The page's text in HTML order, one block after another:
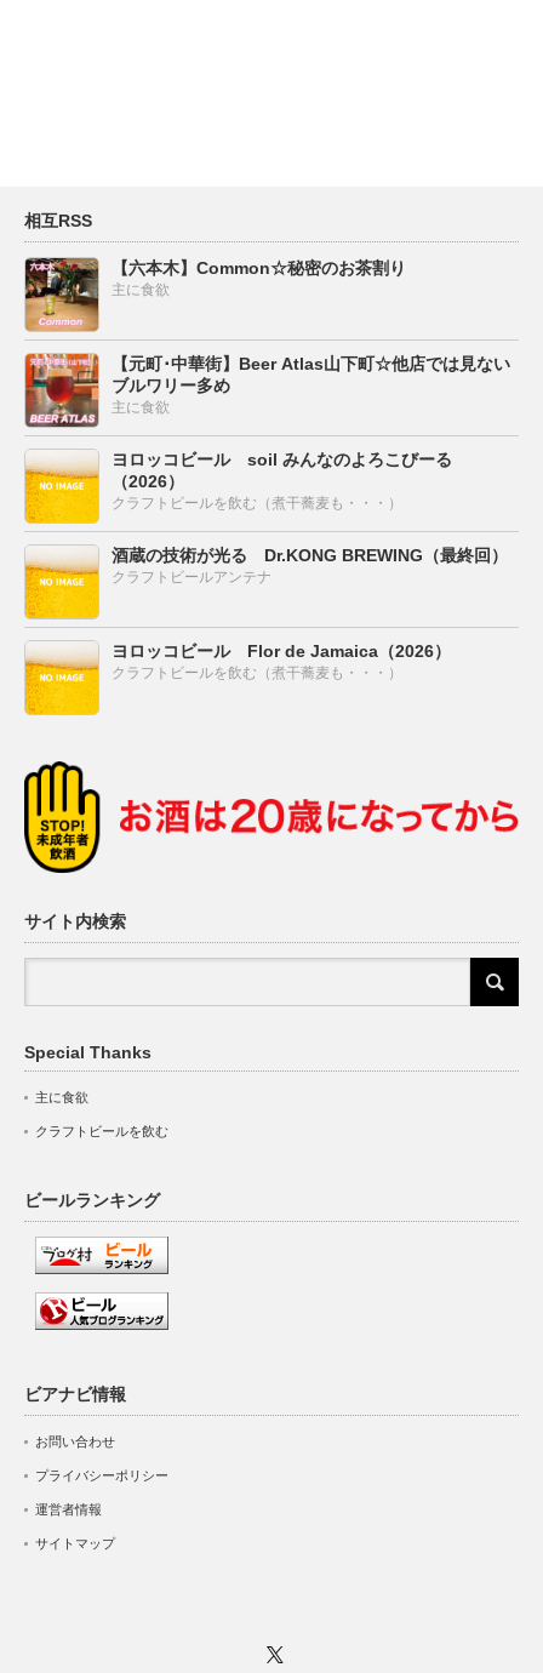
相互RSS
【六本木】Common☆秘密のお茶割り
主に食欲
【元町･中華街】Beer Atlas山下町☆他店では見ない
ブルワリー多め
主に食欲
ヨロッコビール soil みんなのよろこびーる
（2026）
クラフトビールを飲む（煮干蕎麦も・・・）
酒蔵の技術が光る Dr.KONG BREWING（最終回）
クラフトビールアンテナ
ヨロッコビール Flor de Jamaica（2026）
クラフトビールを飲む（煮干蕎麦も・・・）
サイト内検索
Special Thanks
主に食欲
クラフトビールを飲む
ビールランキング
ビアナビ情報
お問い合わせ
プライバシーポリシー
運営者情報
サイトマップ